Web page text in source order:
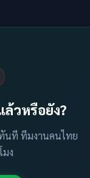
วหรือยัง?
นที ทีมงานคนไทย
ง